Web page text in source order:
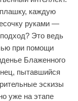
каждую
руками —
Это ведь
при помощи
Блаженного
пытавшийся
эскизы
уже на этапе